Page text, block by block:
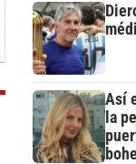
Así
la